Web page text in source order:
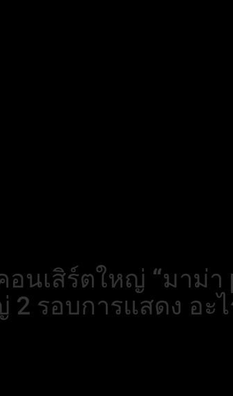
นเสิร์ตใหญ่ “มาม่า
รอบการแสดง อะ